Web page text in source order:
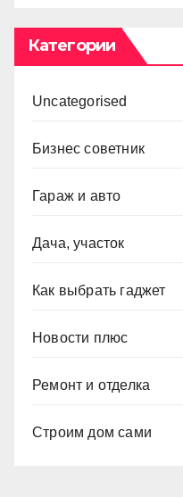
Категории
Uncategorised
Бизнес советник
Гараж и авто
Дача, участок
Как выбрать гаджет
Новости плюс
Ремонт и отделка
Строим дом сами